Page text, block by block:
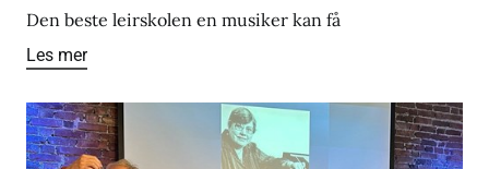
Den beste leirskolen en musiker kan få
Les mer